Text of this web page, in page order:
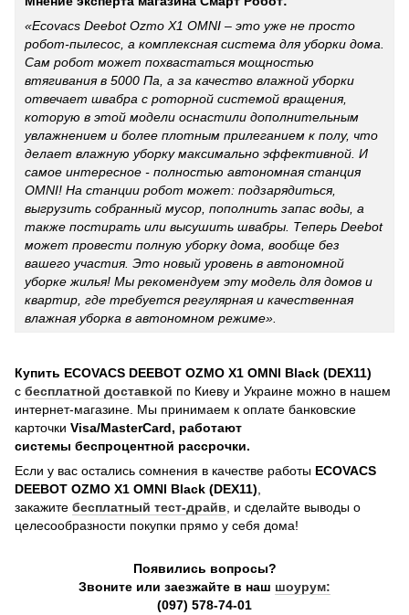
«Ecovacs Deebot Ozmo X1 OMNI – это уже не просто
робот-пылесос, а комплексная система для уборки дома.
Сам робот может похвастаться мощностью
втягивания в 5000 Па, а за качество влажной уборки
отвечает швабра с роторной системой вращения,
которую в этой модели оснастили дополнительным
увлажнением и более плотным прилеганием к полу, что
делает влажную уборку максимально эффективной. И
самое интересное - полностью автономная станция
OMNI! На станции робот может: подзарядиться,
выгрузить собранный мусор, пополнить запас воды, а
также постирать или высушить швабры. Теперь Deebot
может провести полную уборку дома, вообще без
вашего участия. Это новый уровень в автономной
уборке жилья! Мы рекомендуем эту модель для домов и
квартир, где требуется регулярная и качественная
влажная уборка в автономном режиме».
Купить ECOVACS DEEBOT OZMO X1 OMNI Black (DEX11)
с бесплатной доставкой по Киеву и Украине можно в нашем
интернет-магазине. Мы принимаем к оплате банковские
карточки Visa/MasterCard, работают
системы беспроцентной рассрочки.
Если у вас остались сомнения в качестве работы ECOVACS
DEEBOT OZMO X1 OMNI Black (DEX11),
закажите бесплатный тест-драйв, и сделайте выводы о
целесообразности покупки прямо у себя дома!
Появились вопросы?
Звоните или заезжайте в наш шоурум:
(097) 578-74-01